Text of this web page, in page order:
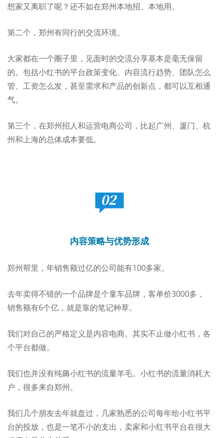
想家又离职了呢？还不如在郑州本地招、本地用。
第二个，郑州有同行的交流环境。
大家都在一个圈子里，见面时的交流分享基本是毫无保留
的。包括小红书的平台政策变化、内容流行趋势、团队怎么
管、工资怎么发，甚至需求和产品的创新点，都可以互相通
气。
第三个，在郑州招人和运营电商公司，比起广州、厦门、杭
州和上海的总体成本要低。
内容策略与优势形成
郑州帮里，年销售额过亿的公司能有100多家。
去年卖得不错的一个品牌是个童车品牌，客单价3000多，
销售额有6个亿，就是靠的笔记种草。
我们对自己的严格定义是内容电商。其实不止做小红书，各
个平台都做。
我们也并没有纯薅小红书的流量羊毛。小红书的流量消耗大
户，很多来自郑州。
我们几个朋友去年就盘过，几家熟悉的公司每年给小红书平
台的投放，也是一笔不小的支出，卖家和小红书平台在很大